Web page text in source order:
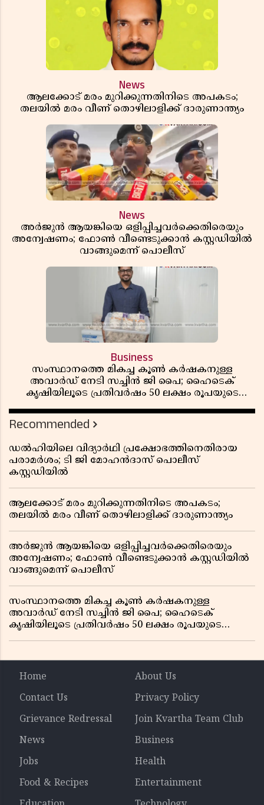
News
ആലക്കോട് മരം മുറിക്കുന്നതിനിടെ അപകടം;
തലയിൽ മരം വീണ് തൊഴിലാളിക്ക് ദാരുണാന്ത്യം
News
അർജുൻ ആയങ്കിയെ ഒളിപ്പിച്ചവർക്കെതിരെയും
അന്വേഷണം; ഫോൺ വീണ്ടെടുക്കാൻ കസ്റ്റഡിയിൽ
വാങ്ങുമെന്ന് പൊലീസ്
Business
സംസ്ഥാനത്തെ മികച്ച കൂൺ കർഷകനുള്ള
അവാർഡ് നേടി സച്ചിൻ ജി പൈ; ഹൈടെക്
കൃഷിയിലൂടെ പ്രതിവർഷം 50 ലക്ഷം രൂപയുടെ
Recommended
ഡൽഹിയിലെ വിദ്യാർഥി പ്രക്ഷോഭത്തിനെതിരായ
പരാമർശം; ടി ജി മോഹൻദാസ് പൊലീസ്
കസ്റ്റഡിയിൽ
ആലക്കോട് മരം മുറിക്കുന്നതിനിടെ അപകടം;
തലയിൽ മരം വീണ് തൊഴിലാളിക്ക് ദാരുണാന്ത്യം
അർജുൻ ആയങ്കിയെ ഒളിപ്പിച്ചവർക്കെതിരെയും
അന്വേഷണം; ഫോൺ വീണ്ടെടുക്കാൻ കസ്റ്റഡിയിൽ
വാങ്ങുമെന്ന് പൊലീസ്
സംസ്ഥാനത്തെ മികച്ച കൂൺ കർഷകനുള്ള
അവാർഡ് നേടി സച്ചിൻ ജി പൈ; ഹൈടെക്
കൃഷിയിലൂടെ പ്രതിവർഷം 50 ലക്ഷം രൂപയുടെ
Home
About Us
Contact Us
Privacy Policy
Grievance Redressal
Join Kvartha Team Club
News
Business
Jobs
Health
Food & Recipes
Entertainment